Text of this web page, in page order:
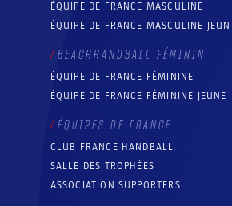
ÉQUIPE DE FRANCE MASCULINE
ÉQUIPE DE FRANCE MASCULINE
BEACHHANDBALL FÉMININ
ÉQUIPE DE FRANCE FÉMININE
ÉQUIPE DE FRANCE FÉMININE JEUNE
ÉQUIPES DE FRANCE
CLUB FRANCE HANDBALL
SALLE DES TROPHÉES
ASSOCIATION SUPPORTERS